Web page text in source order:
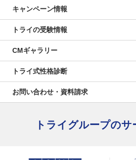
キャンペーン情報
トライの受験情報
CMギャラリー
トライ式性格診断
お問い合わせ・資料請求
トライグループのサ